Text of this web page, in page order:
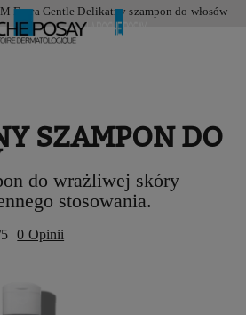
Extra Gentle Delikatny szampon do włosów
SZAMPON DO
do wrażliwej skóry
stosowania.
0 Opinii